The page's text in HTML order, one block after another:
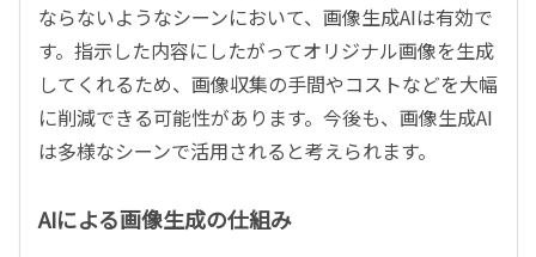
ならないようなシーンにおいて、画像生成AIは有効で
す。指示した内容にしたがってオリジナル画像を生成
してくれるため、画像収集の手間やコストなどを大幅
に削減できる可能性があります。今後も、画像生成AI
は多様なシーンで活用されると考えられます。
AIによる画像生成の仕組み